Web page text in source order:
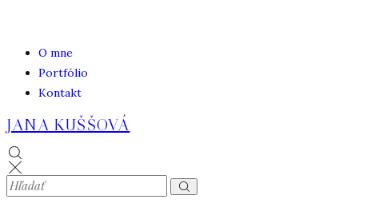
O mne
Portfólio
Kontakt
JANA KUŠŠOVÁ